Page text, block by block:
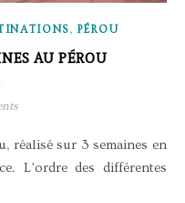
,PÉROU
AU PÉROU
L’ordre des différentes